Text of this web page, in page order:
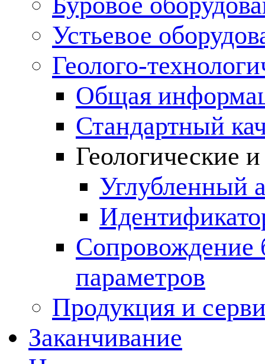
Устьевое
Геолого-
Общая
Стандартный
Геологические
Углубленный
Сопровождение
параметров
Продукция и
Заканчивание